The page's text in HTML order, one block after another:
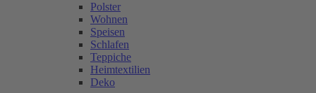
Polster
Wohnen
Speisen
Schlafen
Teppiche
Heimtextilien
Deko